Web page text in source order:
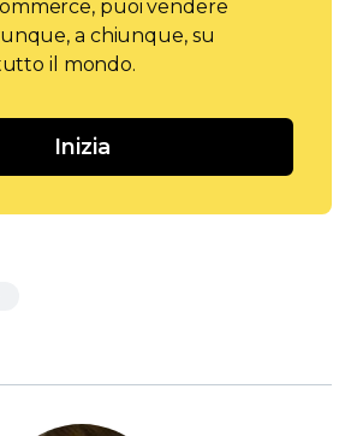
puoi vendere
a chiunque, su
il mondo.
Inizia